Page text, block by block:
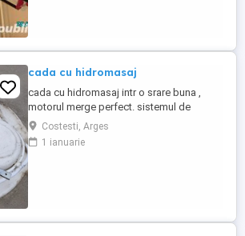
cada cu hidromasaj
cada cu hidromasaj intr o srare buna ,
motorul merge perfect. sistemul de
alimentare si scurgerea functionale.
adresa oras Costesti judetul Argeș
Costesti, Arges
1 ianuarie